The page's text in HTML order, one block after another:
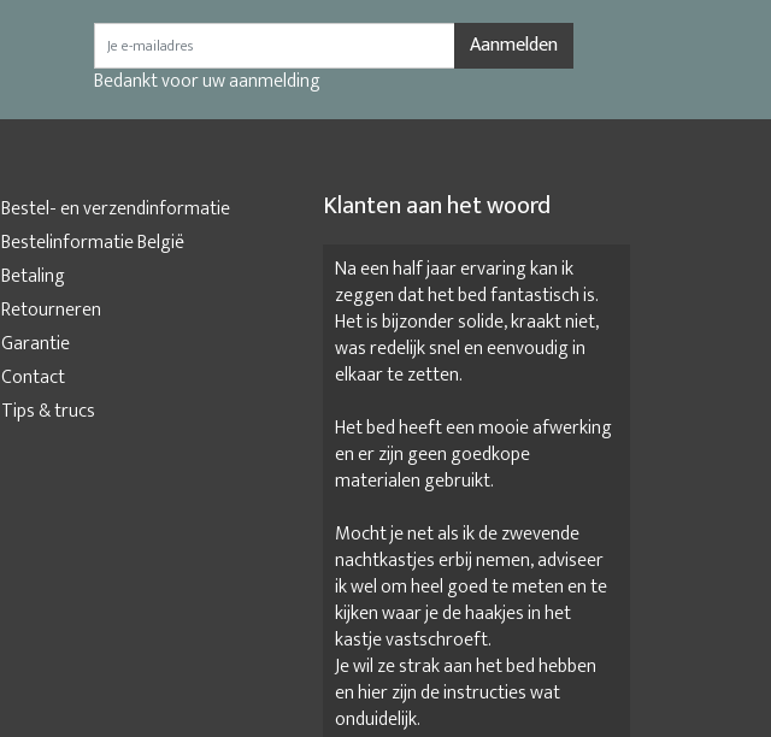
Aanmelden
Bedankt voor uw aanmelding
Bestel- en verzendinformatie
Bestelinformatie België
Betaling
Retourneren
Garantie
Contact
Tips & trucs
Klanten aan het woord
Na een half jaar ervaring kan ik
zeggen dat het bed fantastisch is.
Het is bijzonder solide, kraakt niet,
was redelijk snel en eenvoudig in
elkaar te zetten.
Het bed heeft een mooie afwerking
en er zijn geen goedkope
materialen gebruikt.
Mocht je net als ik de zwevende
nachtkastjes erbij nemen, adviseer
ik wel om heel goed te meten en te
kijken waar je de haakjes in het
kastje vastschroeft.
Je wil ze strak aan het bed hebben
en hier zijn de instructies wat
onduidelijk.